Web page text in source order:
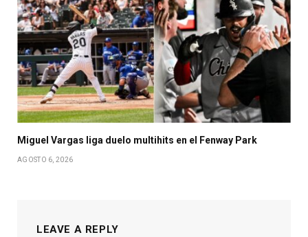
Miguel Vargas liga duelo multihits en el Fenway Park
AGOSTO 6, 2026
LEAVE A REPLY